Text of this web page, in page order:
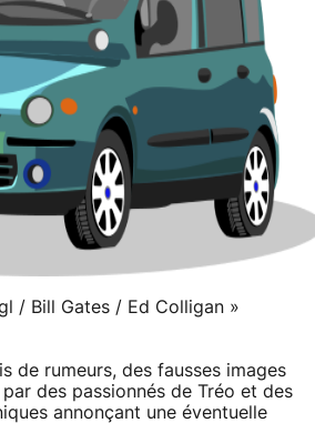
/ Bill Gates / Ed Colligan »
de rumeurs, des fausses images
des passionnés de Tréo et des
annonçant une éventuelle